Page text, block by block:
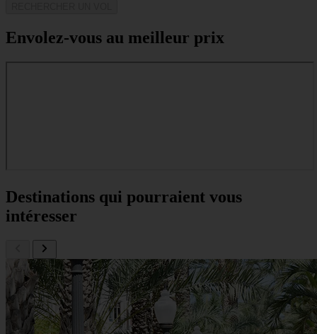
Envolez-vous au meilleur prix
Destinations qui pourraient vous
intéresser